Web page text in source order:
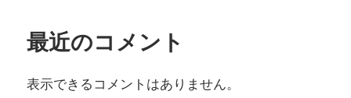
最近のコメント
表示できるコメントはありません。